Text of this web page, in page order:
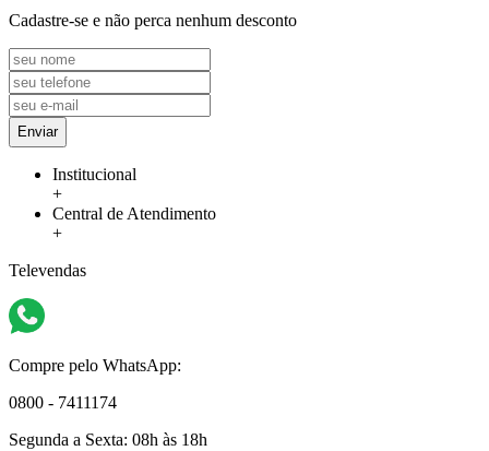
Cadastre-se e não perca nenhum desconto
Enviar
Institucional
+
Central de Atendimento
+
Televendas
Compre pelo WhatsApp:
0800 - 7411174
Segunda a Sexta: 08h às 18h